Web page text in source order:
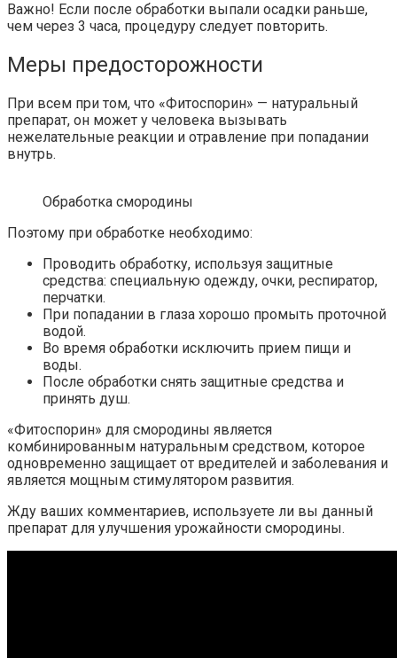
Важно! Если после обработки выпали осадки раньше,
чем через 3 часа, процедуру следует повторить.
Меры предосторожности
При всем при том, что «Фитоспорин» — натуральный
препарат, он может у человека вызывать
нежелательные реакции и отравление при попадании
внутрь.
Обработка смородины
Поэтому при обработке необходимо:
Проводить обработку, используя защитные
средства: специальную одежду, очки, респиратор,
перчатки.
При попадании в глаза хорошо промыть проточной
водой.
Во время обработки исключить прием пищи и
воды.
После обработки снять защитные средства и
принять душ.
«Фитоспорин» для смородины является
комбинированным натуральным средством, которое
одновременно защищает от вредителей и заболевания и
является мощным стимулятором развития.
Жду ваших комментариев, используете ли вы данный
препарат для улучшения урожайности смородины.